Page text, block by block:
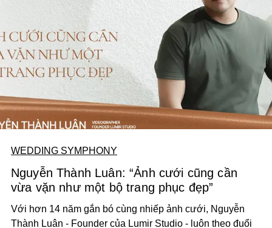
WEDDING SYMPHONY
Nguyễn Thành Luân: “Ảnh cưới cũng cần
vừa vặn như một bộ trang phục đẹp”
Với hơn 14 năm gắn bó cùng nhiếp ảnh cưới, Nguyễn
Thành Luân - Founder của Lumir Studio - luôn theo đuổi